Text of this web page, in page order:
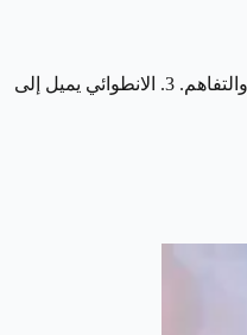
1. يفضل الانطوائي العزلة، بينما يفضل الانتقائي العزلة بناءً على توافق شخصياته مع المحيطين به. 2. الانطوائي يصعب التعامل معه وفهمه، في حين يتسم الانتقائي بسهولة التعامل والتفاهم. 3. الانطوائي يميل إلى